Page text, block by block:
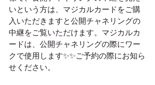
いという方は、マジカルカードをご購
入いただきますと公開チャネリングの
中継をご覧いただけます。マジカルカ
ードは、公開チャネリングの際にワー
クで使用します✨✨ご予約の際にお知ら
せください。